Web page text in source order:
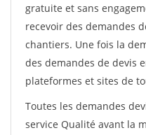
gratuite et sans
recevoir des demandes
chantiers. Une fois la
des demandes de devis
plateformes et sites de
Toutes les demandes
service Qualité avant la